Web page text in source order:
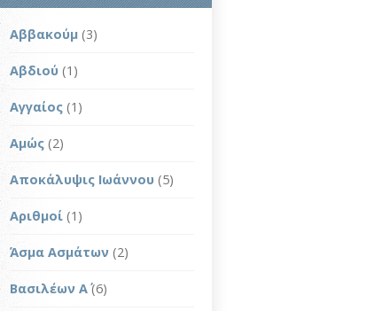
Αββακούμ (3)
Αβδιού (1)
Αγγαίος (1)
Αμώς (2)
Αποκάλυψις Ιωάννου (5)
Αριθμοί (1)
Άσμα Ασμάτων (2)
Βασιλέων Α΄(6)